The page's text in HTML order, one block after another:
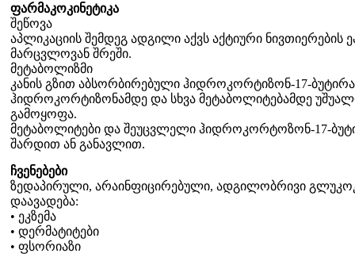
ფარმაკოკინეტიკა
შეწოვა
აპლიკაციის შემდეგ ადგილი აქვს აქტიური
მარცვლოვან შრეში.
მეტაბოლიზმი
კანის გზით აბსორბირებული ჰიდროკორტიზონ-17-
ჰიდროკორტიზონამდე და სხვა მეტაბოლიტებამდე
გამოყოფა.
მეტაბოლიტები და შეუცვლელი ჰიდროკორტოზონ-17-
შარდით ან განავლით.
ჩვენებები
ზედაპირული, არაინფიცირებული, ადგილობრივი
დაავადება:
• ეკზემა
• დერმატიტები
• ფსორიაზი